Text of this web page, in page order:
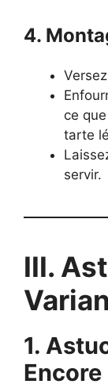
4.
ce
tarte
servir.
III.
1.